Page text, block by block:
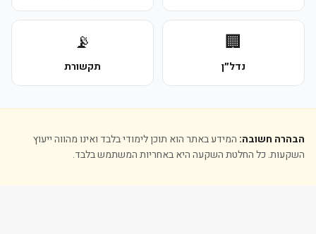
🏢
נדל״ן
📡
תקשורת
הבהרה חשובה: המידע באתר הוא תוכן לימודי בלבד ואינו מהווה ייעוץ
השקעות. כל החלטת השקעה היא באחריות המשתמש בלבד.